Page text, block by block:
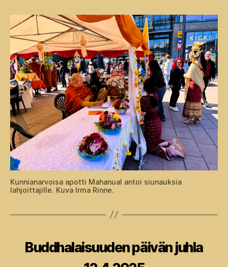
Kunnianarvoisa apotti Mahanual antoi siunauksia
lahjoittajille. Kuva Irma Rinne.
Kategoriat
Buddhalaisuuden päivän juhla